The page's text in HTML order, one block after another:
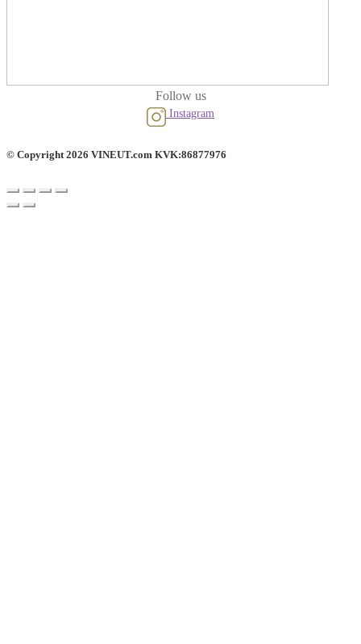
Follow us
Instagram
© Copyright 2026 VINEUT.com KVK:86877976